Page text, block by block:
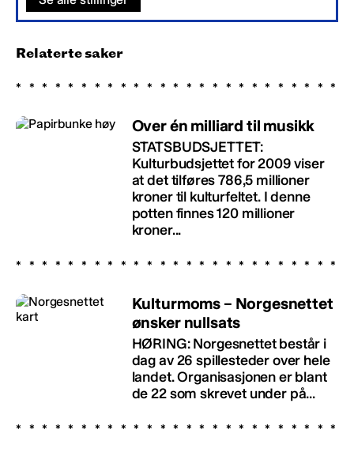
Relaterte saker
Over én milliard til musikk
STATSBUDSJETTET:
Kulturbudsjettet for 2009 viser
at det tilføres 786,5 millioner
kroner til kulturfeltet. I denne
potten finnes 120 millioner
kroner...
Kulturmoms – Norgesnettet
ønsker nullsats
HØRING: Norgesnettet består i
dag av 26 spillesteder over hele
landet. Organisasjonen er blant
de 22 som skrevet under på...